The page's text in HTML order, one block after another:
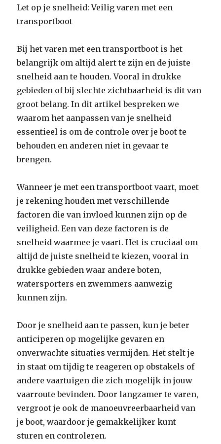
Let op je snelheid: Veilig varen met een
transportboot
Bij het varen met een transportboot is het
belangrijk om altijd alert te zijn en de juiste
snelheid aan te houden. Vooral in drukke
gebieden of bij slechte zichtbaarheid is dit van
groot belang. In dit artikel bespreken we
waarom het aanpassen van je snelheid
essentieel is om de controle over je boot te
behouden en anderen niet in gevaar te
brengen.
Wanneer je met een transportboot vaart, moet
je rekening houden met verschillende
factoren die van invloed kunnen zijn op de
veiligheid. Een van deze factoren is de
snelheid waarmee je vaart. Het is cruciaal om
altijd de juiste snelheid te kiezen, vooral in
drukke gebieden waar andere boten,
watersporters en zwemmers aanwezig
kunnen zijn.
Door je snelheid aan te passen, kun je beter
anticiperen op mogelijke gevaren en
onverwachte situaties vermijden. Het stelt je
in staat om tijdig te reageren op obstakels of
andere vaartuigen die zich mogelijk in jouw
vaarroute bevinden. Door langzamer te varen,
vergroot je ook de manoeuvreerbaarheid van
je boot, waardoor je gemakkelijker kunt
sturen en controleren.